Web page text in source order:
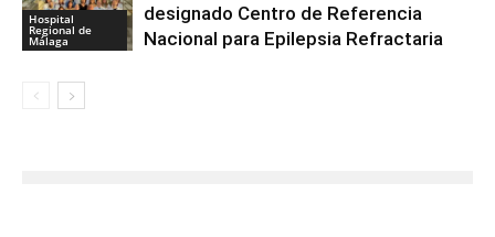
Hospital
Regional de
Málaga
designado Centro de Referencia
Nacional para Epilepsia Refractaria